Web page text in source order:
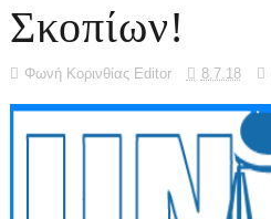
Σκοπίων!
Φωνή Κορινθίας Editor 8.7.18